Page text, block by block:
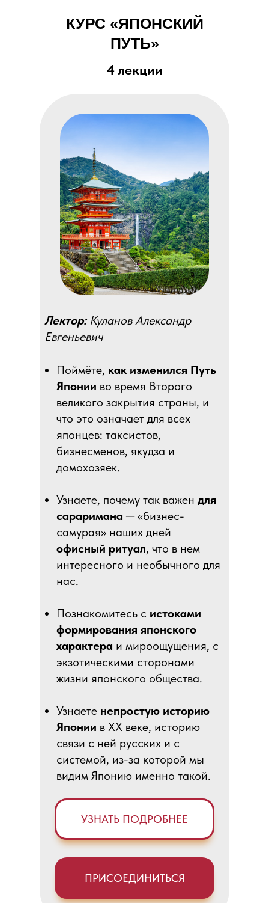
4 лекции
Поймёте, как изменился Путь
Японии во время Второго
великого закрытия страны, и
что это означает для всех
японцев: таксистов,
бизнесменов, якудза и
домохозяек.
Узнаете, почему так важен для
сараримана ─ «бизнес-
самурая» наших дней
офисный ритуал, что в нем
интересного и необычного для
нас.
Познакомитесь с истоками
формирования японского
характера и мироощущения, с
экзотическими сторонами
жизни японского общества.
Узнаете непростую историю
Японии в ХХ веке, историю
связи с ней русских и с
системой, из-за которой мы
видим Японию именно такой.
КУРС «ЯПОНСКИЙ
ПУТЬ»
УЗНАТЬ ПОДРОБНЕЕ
ПРИСОЕДИНИТЬСЯ
Лектор: Куланов Александр
Евгеньевич